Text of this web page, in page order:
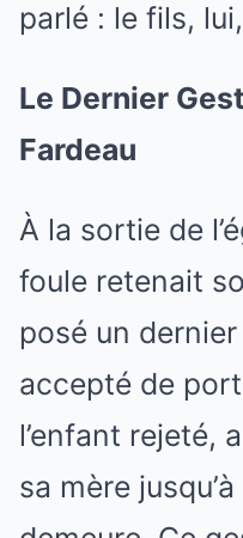
parlé : le fils,
Le Dernier
Fardeau
À la sortie de
foule retenait
posé un
accepté de
l’enfant rejeté,
sa mère